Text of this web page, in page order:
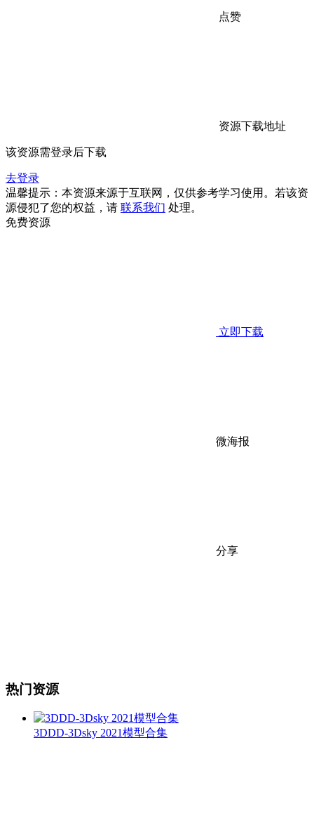
点赞
资源下载地址
该资源需登录后下载
去登录
温馨提示：本资源来源于互联网，仅供参考学习使用。若该资
源侵犯了您的权益，请 联系我们 处理。
免费资源
立即下载
微海报
分享
热门资源
3DDD-3Dsky 2021模型合集